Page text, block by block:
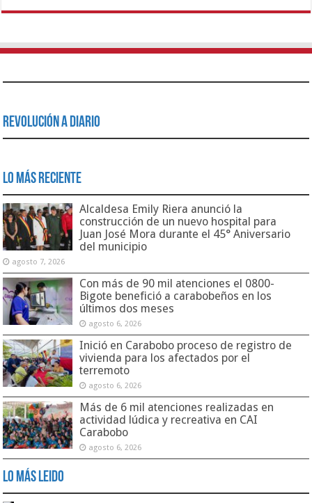
Revolución a Diario
Lo Más Reciente
Alcaldesa Emily Riera anunció la
construcción de un nuevo hospital para
Juan José Mora durante el 45° Aniversario
del municipio
agosto 7, 2026
Con más de 90 mil atenciones el 0800-
Bigote benefició a carabobeños en los
últimos dos meses
agosto 6, 2026
Inició en Carabobo proceso de registro de
vivienda para los afectados por el
terremoto
agosto 6, 2026
Más de 6 mil atenciones realizadas en
actividad lúdica y recreativa en CAI
Carabobo
agosto 6, 2026
Lo Más Leido